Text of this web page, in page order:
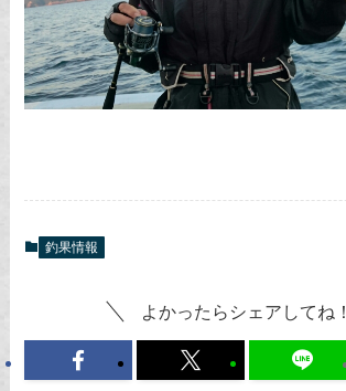
釣果情報
よかったらシェアしてね！